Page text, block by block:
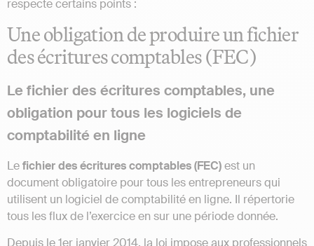
respecte certains points :
Une obligation de produire un fichier
des écritures comptables (FEC)
Le fichier des écritures comptables, une
obligation pour tous les logiciels de
comptabilité en ligne
Lefichier des écritures comptables (FEC)est un
document obligatoire pour tous les entrepreneurs qui
utilisent un logiciel de comptabilité en ligne. Il répertorie
tous les flux de l’exercice en sur une période donnée.
Depuis le 1er janvier 2014, la loi impose aux professionnels